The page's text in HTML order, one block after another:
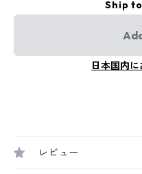
Ship
日本国内
レビュー